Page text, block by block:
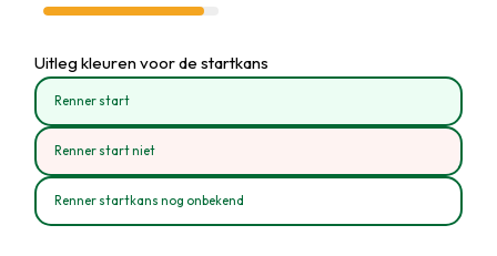
Uitleg kleuren voor de startkans
Renner start
Renner start niet
Renner startkans nog onbekend